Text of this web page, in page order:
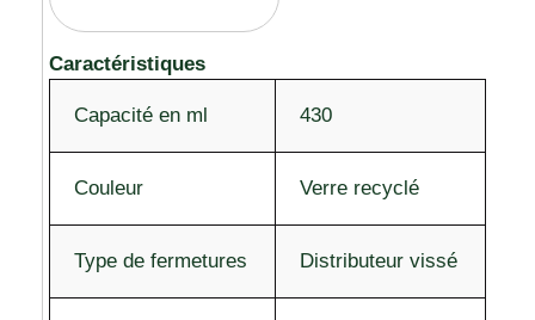
Caractéristiques
Capacité en ml 430
Couleur Verre recyclé
Type de fermetures Distributeur vissé